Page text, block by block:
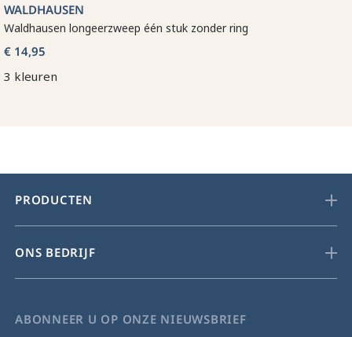
WALDHAUSEN
Waldhausen longeerzweep één stuk zonder ring
€ 14,95
3 kleuren
PRODUCTEN
ONS BEDRIJF
ABONNEER U OP ONZE NIEUWSBRIEF